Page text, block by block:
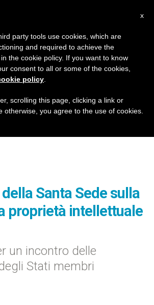
Santa Sede sulla
proprietà intellettuale
un incontro delle
Stati membri
x
party tools use cookies, which are
and required to achieve the
the cookie policy. If you want to know
consent to all or some of the cookies,
policy
scrolling this page, clicking a link or
otherwise, you agree to the use of cookies.